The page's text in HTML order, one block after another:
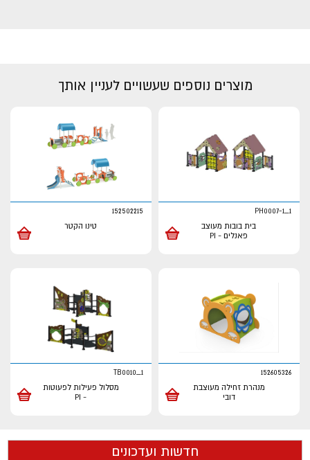
מוצרים נוספים שעשויים לעניין אותך
PH0007-1_1
בית בובות מעוצב
פאנלים - PI
152502215
טינו הקטר
152605326
מנהרת זחילה מעוצבת
דובי
TB0010_1
מסלול פעילות לפעוטות
- PI
חדשות ועדכונים